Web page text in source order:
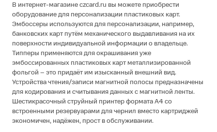
В интернет-магазине czcard.ru вы можете приобрести
оборудование для персонализации пластиковых карт.
Эмбоссеры используются для персонализации, например,
банковских карт путём механического выдавливания на их
поверхности индивидуальной информации о владельце.
Типперы применяются для окрашивания уже
эмбоссированных пластиковых карт металлизированной
фольгой – это придаёт им изысканный внешний вид.
Устройства чтения/записи магнитной полосы предназначены
для кодирования и считывания данных с магнитной ленты.
Шестикрасочный струйный принтер формата А4 со
встроенными резервуарами для чернил вместо картриджей
экономичен, надёжен, прост в обслуживании.